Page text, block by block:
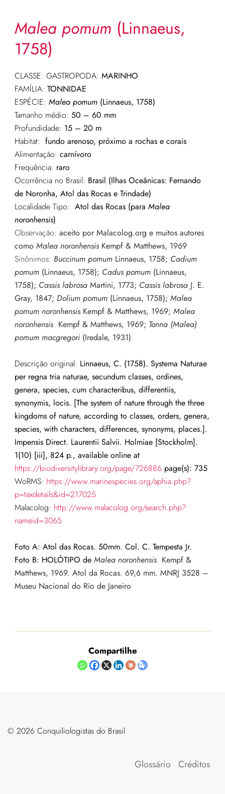
Malea pomum (Linnaeus,
1758)
CLASSE: GASTROPODA: MARINHO
FAMÍLIA: TONNIDAE
ESPÉCIE: Malea pomum(Linnaeus, 1758)
Tamanho médio: 50 – 60 mm
Profundidade: 15 – 20 m
Habitat: fundo arenoso, próximo a rochas e corais
Alimentação: carnívoro
Frequência: raro
Ocorrência no Brasil: Brasil (Ilhas Oceânicas: Fernando
de Noronha, Atol das Rocas e Trindade)
Localidade Tipo: Atol das Rocas (para Malea
noronhensis)
Observação: aceito por Malacolog.org e muitos autores
como MaleanoronhensisKempf & Matthews, 1969
Sinônimos: Buccinum pomumLinnaeus, 1758; Cadium
pomum(Linnaeus, 1758); Cadus pomum(Linnaeus,
1758); Cassis labrosaMartini, 1773; Cassis labrosaJ. E.
Gray, 1847; Dolium pomum(Linnaeus, 1758); Malea
pomum noronhensisKempf & Matthews, 1969; Malea
noronhensisKempf & Matthews, 1969; Tonna (Malea)
pomum macgregori(Iredale, 1931)
Descrição original: Linnaeus, C. (1758). Systema Naturae
per regna tria naturae, secundum classes, ordines,
genera, species, cum characteribus, differentiis,
synonymis, locis. [The system of nature through the three
kingdoms of nature, according to classes, orders, genera,
species, with characters, differences, synonyms, places.].
Impensis Direct. Laurentii Salvii. Holmiae [Stockholm].
1(10) [iii], 824 p., available online at
https://biodiversitylibrary.org/page/726886page(s): 735
WoRMS: https://www.marinespecies.org/aphia.php?
p=taxdetails&id=217025
Malacolog: http://www.malacolog.org/search.php?
nameid=3065
Foto A: Atol das Rocas. 50mm. Col. C. Tempesta Jr.
Foto B: HOLÓTIPO de Malea noronhensisKempf &
Matthews, 1969. Atol da Rocas. 69,6 mm. MNRJ 3528 –
Museu Nacional do Rio de Janeiro
Compartilhe
©️ 2026 Conquiliologistas do Brasil
Glossário Créditos